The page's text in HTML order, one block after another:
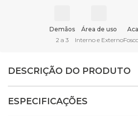
Demãos
2 a 3
Área de uso
Interno e Externo
DESCRIÇÃO DO PRODUTO
ESPECIFICAÇÕES